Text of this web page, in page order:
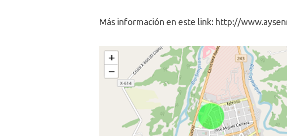
Más información en este link: http://